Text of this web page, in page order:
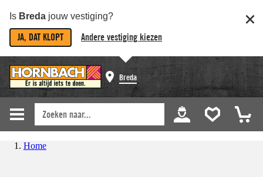
Is Breda jouw vestiging?
JA, DAT KLOPT Andere vestiging kiezen
Breda
Home